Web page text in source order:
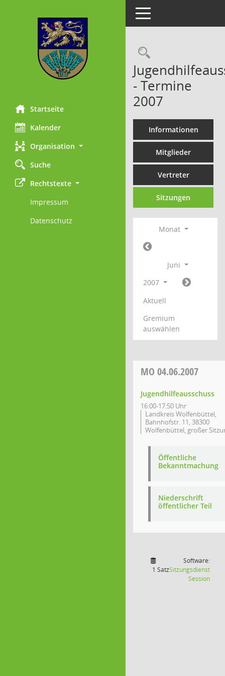
Startseite
Kalender
Organisation
Suche
Rechtstexte
Impressum
Datenschutz
Toggle navigation
- Termine
2007
Informationen
Mitglieder
Vertreter
Sitzungen
Monat
Juni
2007
Aktuell
Gremium
auswählen
MO 04.06.2007
Jugendhilfeausschuss
16:00-17:50 Uhr
Landkreis Wolfenbüttel,
Bahnhofstr. 11, 38300
Wolfenbüttel, großer
Öffentliche
Bekanntmachung
Niederschrift
öffentlicher Teil
1 Satz
Software:
Sitzungsdienst
Session